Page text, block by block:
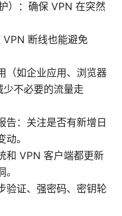
）：确保 VPN 在突然
VPN 断线也能避免
（如企业应用、浏览器
不必要的流量走
告：关注是否有新增日
。
和 VPN 客户端都更新
验证、强密码、密钥轮